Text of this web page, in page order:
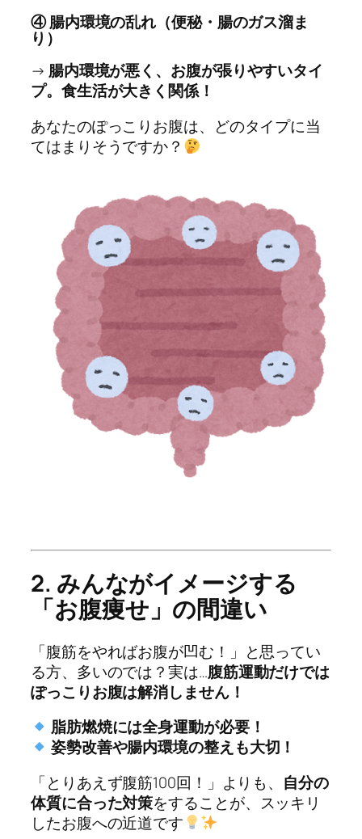
④ 腸内環境の乱れ（便秘・腸のガス溜ま
り）
→ 腸内環境が悪く、お腹が張りやすいタイ
プ。食生活が大きく関係！
あなたのぽっこりお腹は、どのタイプに当
てはまりそうですか？
2. みんながイメージする
「お腹痩せ」の間違い
「腹筋をやればお腹が凹む！」と思ってい
る方、多いのでは？実は…腹筋運動だけでは
ぽっこりお腹は解消しません！
脂肪燃焼には全身運動が必要！
姿勢改善や腸内環境の整えも大切！
「とりあえず腹筋100回！」よりも、 自分の
体質に合った対策をすることが、スッキリ
したお腹への近道です